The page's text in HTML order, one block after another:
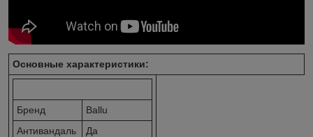
Основные характеристики:
Бренд
Ballu
Антивандаль
Да